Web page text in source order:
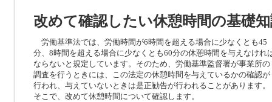
改めて確認したい休憩時間の基礎
労働基準法では、労働時間が6時間を超える場合に少なくとも45
分、8時間を超える場合に少なくとも60分の休憩時間を与えなけれ
ならないと規定しています。そのため、労働基準監督署が事業所の
調査を行うときには、この法定の休憩時間を与えているかの確認が
行われ、与えていないときは是正勧告が行われることがあります。
そこで、改めて休憩時間について確認します。